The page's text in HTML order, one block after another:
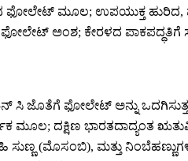
ಫೋಲೇಟ್ ಮೂಲ; ಉಪಯುಕ್ತ ಹುರಿದ,
ಅಂಶ; ಕೇರಳದ ಪಾಕಪದ್ಧತಿಗೆ
ಸಿ ಜೊತೆಗೆ ಫೋಲೇಟ್ ಅನ್ನು
ದಕ್ಷಿಣ ಭಾರತದಾದ್ಯಂತ
ಸುಣ್ಣ (ಮೊಸಂಬಿ), ಮತ್ತು